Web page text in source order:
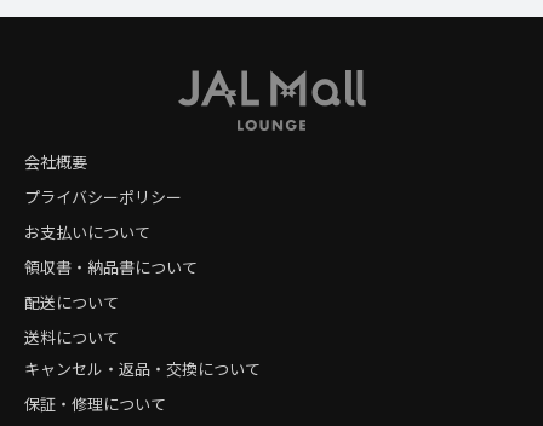
会社概要
プライバシーポリシー
お支払いについて
領収書・納品書について
配送について
送料について
キャンセル・返品・交換について
保証・修理について